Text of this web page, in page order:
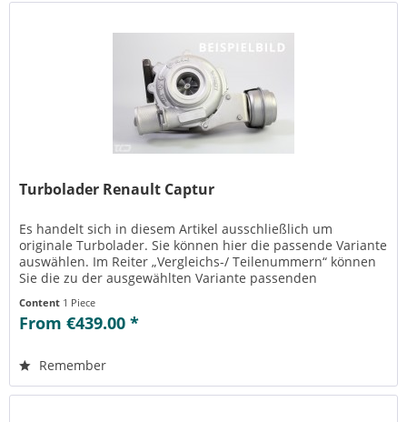
Turbolader Renault Captur
Es handelt sich in diesem Artikel ausschließlich um
originale Turbolader. Sie können hier die passende Variante
auswählen. Im Reiter „Vergleichs-/ Teilenummern“ können
Sie die zu der ausgewählten Variante passenden
Content 1 Piece
From €439.00 *
Remember